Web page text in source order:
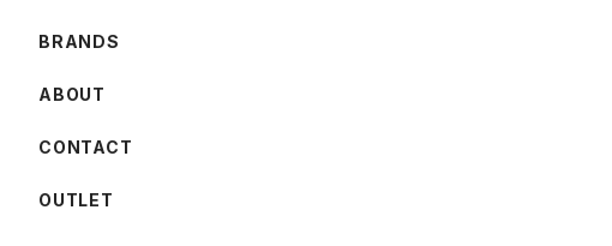
BRANDS
ABOUT
CONTACT
OUTLET